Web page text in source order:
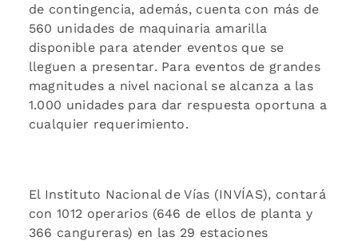
de contingencia, además, cuenta con más de
560 unidades de maquinaria amarilla
disponible para atender eventos que se
lleguen a presentar. Para eventos de grandes
magnitudes a nivel nacional se alcanza a las
1.000 unidades para dar respuesta oportuna a
cualquier requerimiento.
El Instituto Nacional de Vías (INVÍAS), contará
con 1012 operarios (646 de ellos de planta y
366 cangureras) en las 29 estaciones